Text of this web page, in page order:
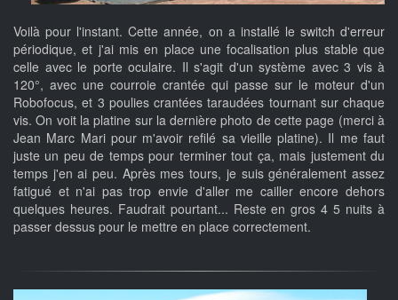
Voilà pour l'instant. Cette année, on a installé le switch d'erreur
périodique, et j'ai mis en place une focalisation plus stable que
celle avec le porte oculaire. Il s'agit d'un système avec 3 vis à
120°, avec une courroie crantée qui passe sur le moteur d'un
Robofocus, et 3 poulies crantées taraudées tournant sur chaque
vis. On voit la platine sur la dernière photo de cette page (merci à
Jean Marc Mari pour m'avoir refilé sa vieille platine). Il me faut
juste un peu de temps pour terminer tout ça, mais justement du
temps j'en ai peu. Après mes tours, je suis généralement assez
fatigué et n'ai pas trop envie d'aller me cailler encore dehors
quelques heures. Faudrait pourtant... Reste en gros 4 5 nuits à
passer dessus pour le mettre en place correctement.